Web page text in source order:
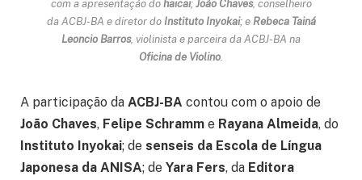
com a apresentação dohaicai;João Chaves, conselheiro
da ACBJ-BA e diretor do Instituto Inyokai; e Rebeca Tainá
Leoncio Barros, violinista e parceira da ACBJ-BA na
Oficina de Violino
A participação da ACBJ-BA contou com o apoio de
João Chaves, Felipe Schramm e Rayana Almeida, do
Instituto Inyokai; de senseis da Escola de Língua
Japonesa da ANISA; de Yara Fers, da Editora